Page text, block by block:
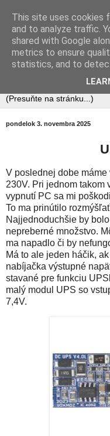
OM4Q -
OM3RRC, OM3ROM,
QTH: Považská Bystrica,
pondelok 3. novembra 2025
V poslednej dobe
230V. Pri jednom takom
vypnutí PC sa mi
To ma prinútilo
Najjednoduchšie by
nepreberné množstvo.
ma napadlo či by
Má to ale jeden háčik,
nabíjačka výstupné
stavané pre funkciu
malý modul UPS so
7,4V.
This site uses cookies
and to analyze traffic.
shared with Google
metrics to ensure
statistics, and to